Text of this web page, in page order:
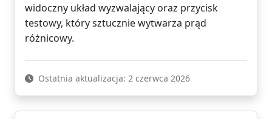
widoczny układ wyzwalający oraz przycisk
testowy, który sztucznie wytwarza prąd
różnicowy.
Ostatnia aktualizacja: 2 czerwca 2026